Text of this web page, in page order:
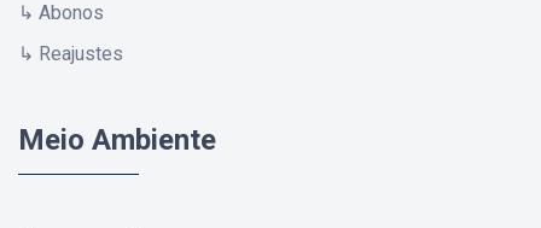
↳ Abonos
↳ Reajustes
Meio Ambiente